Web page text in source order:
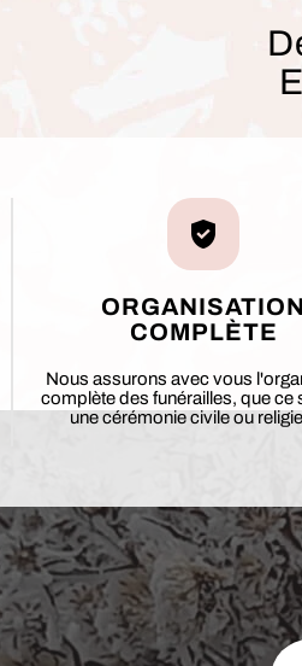
ORGANISATION
COMPLÈTE
Nous assurons avec vous
complète des funérailles, que ce
une cérémonie civile ou